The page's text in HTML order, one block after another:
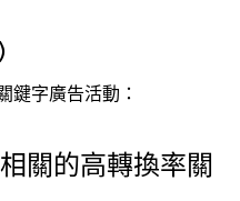
鍵字廣告活動：
關的高轉換率關